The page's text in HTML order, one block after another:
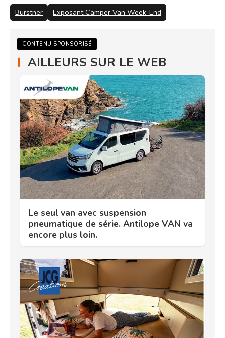
Bürstner Exposant Camper Van Week-End
CONTENU SPONSORISÉ
AILLEURS SUR LE WEB
Le seul van avec suspension
pneumatique de série. Antilope VAN va
encore plus loin.